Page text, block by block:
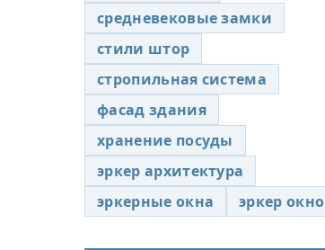
средневековые замки
стили штор
стропильная система
фасад здания
хранение посуды
эркер архитектура
эркерные окна
эркер окно